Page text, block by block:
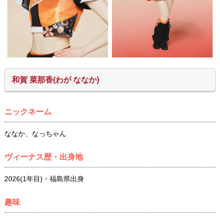
和賀 菜那香(わが ななか)
ニックネーム
ななか、なっちゃん
ヴィーナス歴・出身地
2026(1年目)・福島県出身
趣味